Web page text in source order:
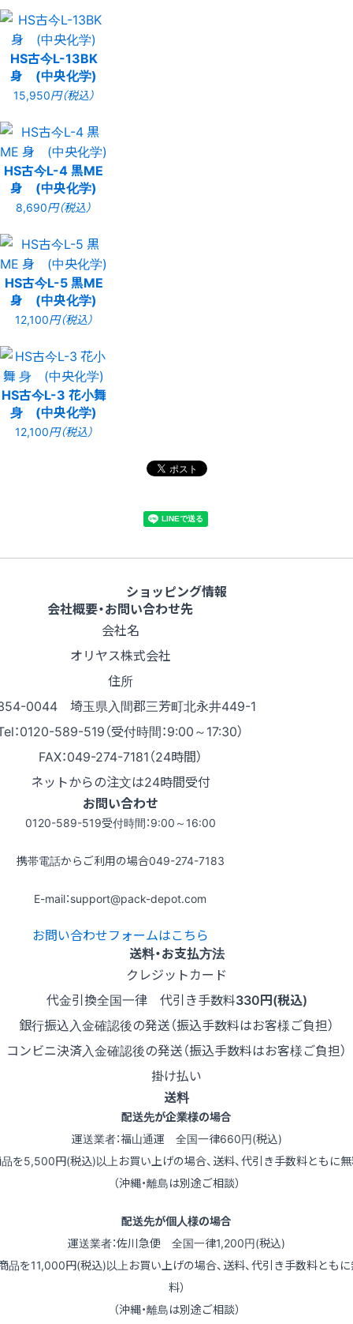
HS古今L-13BK
身 (中央化学)
15,950円（税込）
HS古今L-4 黒ME
身 (中央化学)
8,690円（税込）
HS古今L-5 黒ME
身 (中央化学)
12,100円（税込）
HS古今L-3 花小舞
身 (中央化学)
12,100円（税込）
ショッピング情報
会社概要・お問い合わせ先
会社名
オリヤス株式会社
住所
0044 埼玉県入間郡三芳町北永井449-1
：0120-589-519（受付時間：9:00～17:30）
FAX：049-274-7181（24時間）
ネットからの注文は24時間受付
お問い合わせ
0120-589-519受付時間：9:00～16:00
携帯電話からご利用の場合049-274-7183
E-mail：support@pack-depot.com
お問い合わせフォームはこちら
送料・お支払方法
クレジットカード
代金引換全国一律 代引き手数料330円(税込)
銀行振込入金確認後の発送（振込手数料はお客様ご負担）
コンビニ決済入金確認後の発送（振込手数料はお客様ご負担）
掛け払い
送料
配送先が企業様の場合
運送業者：福山通運 全国一律660円(税込)
品を5,500円(税込)以上お買い上げの場合、送料、代引き手数料ともに無
（沖縄・離島は別途ご相談）
配送先が個人様の場合
運送業者：佐川急便 全国一律1,200円(税込)
品を11,000円(税込)以上お買い上げの場合、送料、代引き手数料とも
料）
（沖縄・離島は別途ご相談）